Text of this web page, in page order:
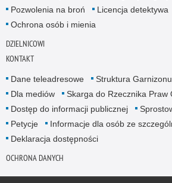
Pozwolenia na broń
Licencja detektywa
Ochrona osób i mienia
DZIELNICOWI
KONTAKT
Dane teleadresowe Struktura Garnizonu
Dla mediów
Skarga do Rzecznika Praw
Dostęp do informacji publicznej
Petycje
Informacje dla osób ze
Deklaracja dostępności
OCHRONA DANYCH